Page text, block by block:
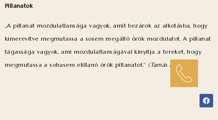
Pillanatok
„A pillanat mozdulatlansága vagyok, amit bezárok az alkotásba, hogy
kimerevítve megmutassa a sosem megálló örök mozdulatot. A pillanat
tágassága vagyok, ami mozdulatlanságával kinyitja a tereket, hogy
megmutassa a sohasem elillanó örök pillanatot.” (Tamás Kinga)